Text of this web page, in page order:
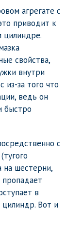
агрегате с
приводит к
цилиндре.
свойства,
внутри
из-за того что
ведь он
быстро
с
на шестерни,
пропадает
в
Вот и